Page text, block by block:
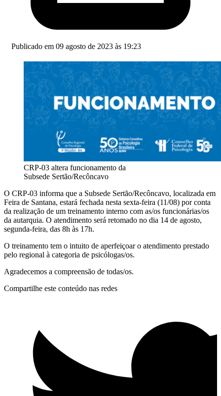
Publicado em 09 agosto de 2023 às 19:23
CRP-03 altera funcionamento da
Subsede Sertão/Recôncavo
O CRP-03 informa que a Subsede Sertão/Recôncavo, localizada em
Feira de Santana, estará fechada nesta sexta-feira (11/08) por conta
da realização de um treinamento interno com as/os funcionárias/os
da autarquia. O atendimento será retomado no dia 14 de agosto,
segunda-feira, das 8h às 17h.
O treinamento tem o intuito de aperfeiçoar o atendimento prestado
pelo regional à categoria de psicólogas/os.
Agradecemos a compreensão de todas/os.
Compartilhe este conteúdo nas redes